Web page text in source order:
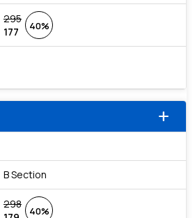
295
177
40%
add
B Section
298
40%